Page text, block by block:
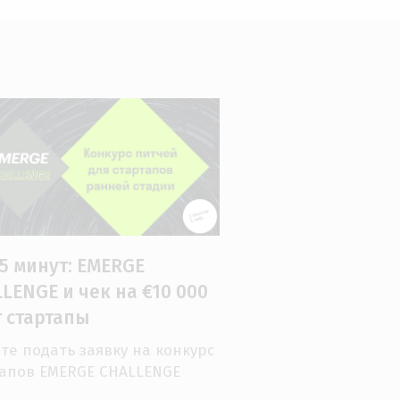
минут: EMERGE
и чек на €10 000
стартапы
подать заявку на конкурс
EMERGE CHALLENGE